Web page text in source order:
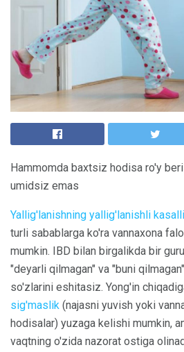
Hammomda baxtsiz hodisa ro'y
umidsiz emas
Yallig'lanishning yallig'lanishli
turli sabablarga ko'ra vannaxona
mumkin. IBD bilan birgalikda bir
"deyarli qilmagan" va "buni
so'zlarini eshitasiz. Yong'in
sig'maslik (najasni yuvish yoki
hodisalar) yuzaga kelishi mumkin,
vaqtning o'zida nazorat ostiga